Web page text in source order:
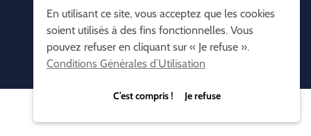
En utilisant ce site, vous acceptez que les cookies
soient utilisés à des fins fonctionnelles. Vous
pouvez refuser en cliquant sur « Je refuse ».
Conditions Générales d’Utilisation
C’est compris ! Je refuse